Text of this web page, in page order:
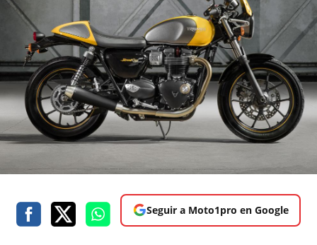
Seguir a Moto1pro en Google